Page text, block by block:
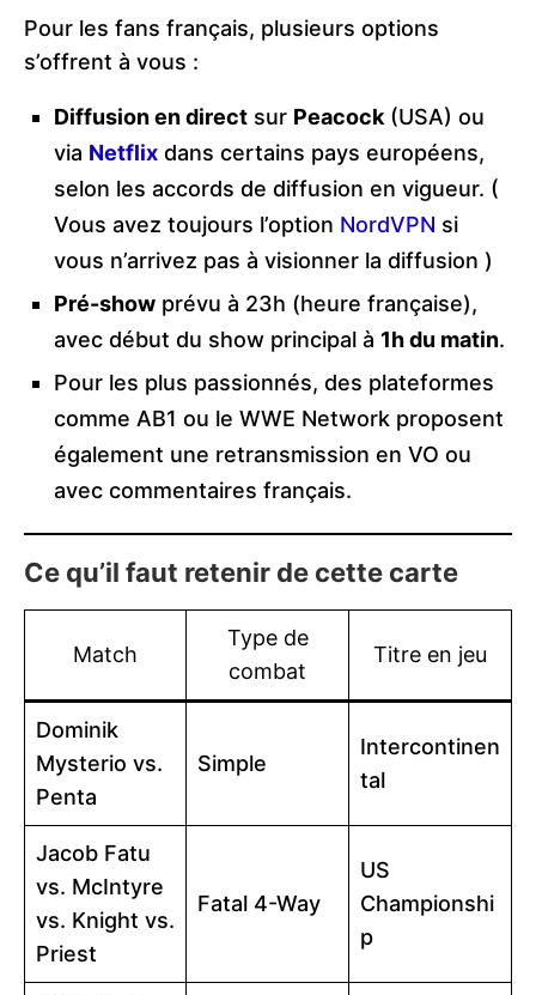
Pour les fans français, plusieurs options
s’offrent à vous :
Diffusion en direct sur Peacock (USA) ou
via Netflix dans certains pays européens,
selon les accords de diffusion en vigueur. (
Vous avez toujours l’option NordVPN si
vous n’arrivez pas à visionner la diffusion )
Pré-show prévu à 23h (heure française),
avec début du show principal à 1h du matin.
Pour les plus passionnés, des plateformes
comme AB1 ou le WWE Network proposent
également une retransmission en VO ou
avec commentaires français.
Ce qu’il faut retenir de cette carte
Match
Type de
combat
Titre en jeu
Dominik
Mysterio vs.
Penta
Simple
Intercontinen
tal
Jacob Fatu
vs. McIntyre
vs. Knight vs.
Priest
Fatal 4-Way
US
Championshi
p